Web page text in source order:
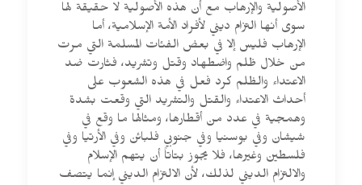
الأصولية والإرهاب مع أن هذه الأصولية لا حقيقة لها
سوى أنها التزام ديني لأفراد الأمة الإسلامية، أما
الإرهاب فليس إلا في بعض الفئات المسلمة التي مرت
من خلال ظلم واضطهاد وقتل وتشريد، فثارت ضد
الاعتداء والظلم كرد فعل في هذه الشعوب على
أحداث الاعتداء والقتل والتشريد التي وقعت بشدة
وهمجية في عدد من أقطارها، ومثالها ما وقع في
شيشان وفي بوسنيا وفي جنوبي فلبائن وفي الأرتيا وفي
فلسطين وغيرها، فلا يجوز بتاتاً أن يتهم الإسلام
والالتزام الديني لذلك، لأن الالتزام الديني إنما يتصف